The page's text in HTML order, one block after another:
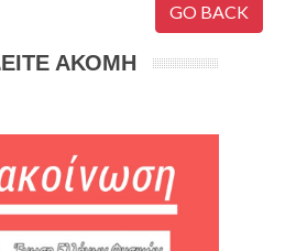
GO BACK
ΑΚΟΜΗ